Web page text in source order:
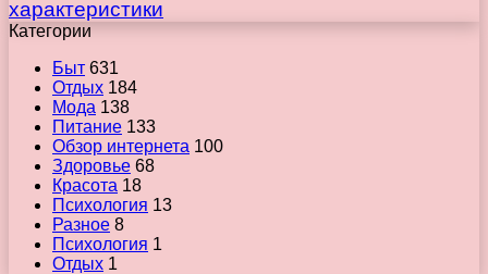
характеристики
Категории
Быт 631
Отдых 184
Мода 138
Питание 133
Обзор интернета 100
Здоровье 68
Красота 18
Психология 13
Разное 8
Психология 1
Отдых 1